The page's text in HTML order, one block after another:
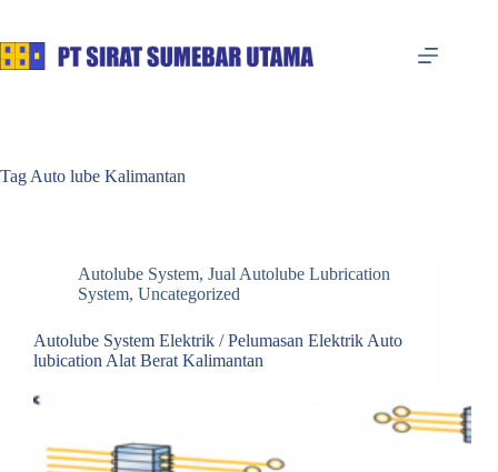
content
Tag Auto lube Kalimantan
Autolube System, Jual Autolube Lubrication
System, Uncategorized
Autolube System Elektrik / Pelumasan Elektrik Auto
lubication Alat Berat Kalimantan